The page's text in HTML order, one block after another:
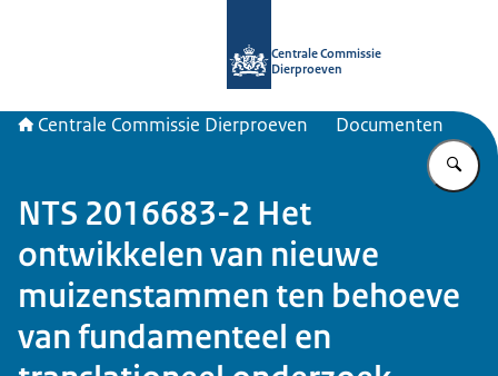
Centrale Commissie
Dierproeven
Centrale Commissie Dierproeven Documenten
NTS 2016683-2 Het
ontwikkelen van nieuwe
muizenstammen ten behoeve
van fundamenteel en